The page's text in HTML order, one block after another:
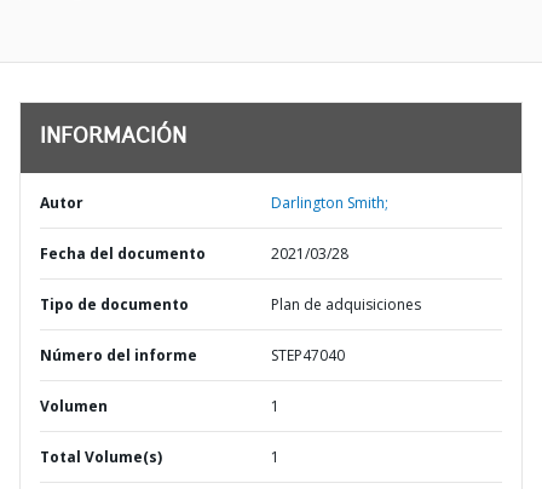
INFORMACIÓN
Autor Darlington Smith;
Fecha del documento 2021/03/28
Tipo de documento Plan de adquisiciones
Número del informe STEP47040
Volumen 1
Total Volume(s) 1